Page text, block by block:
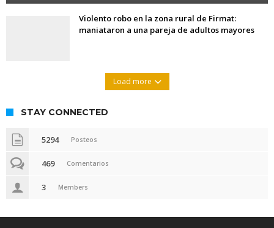
Violento robo en la zona rural de Firmat:
maniataron a una pareja de adultos mayores
Load more
STAY CONNECTED
5294 Posteos
469 Comentarios
3 Members